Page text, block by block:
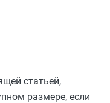
статьей,
размере, если